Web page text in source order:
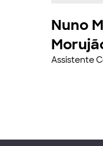
Nuno
Assistente